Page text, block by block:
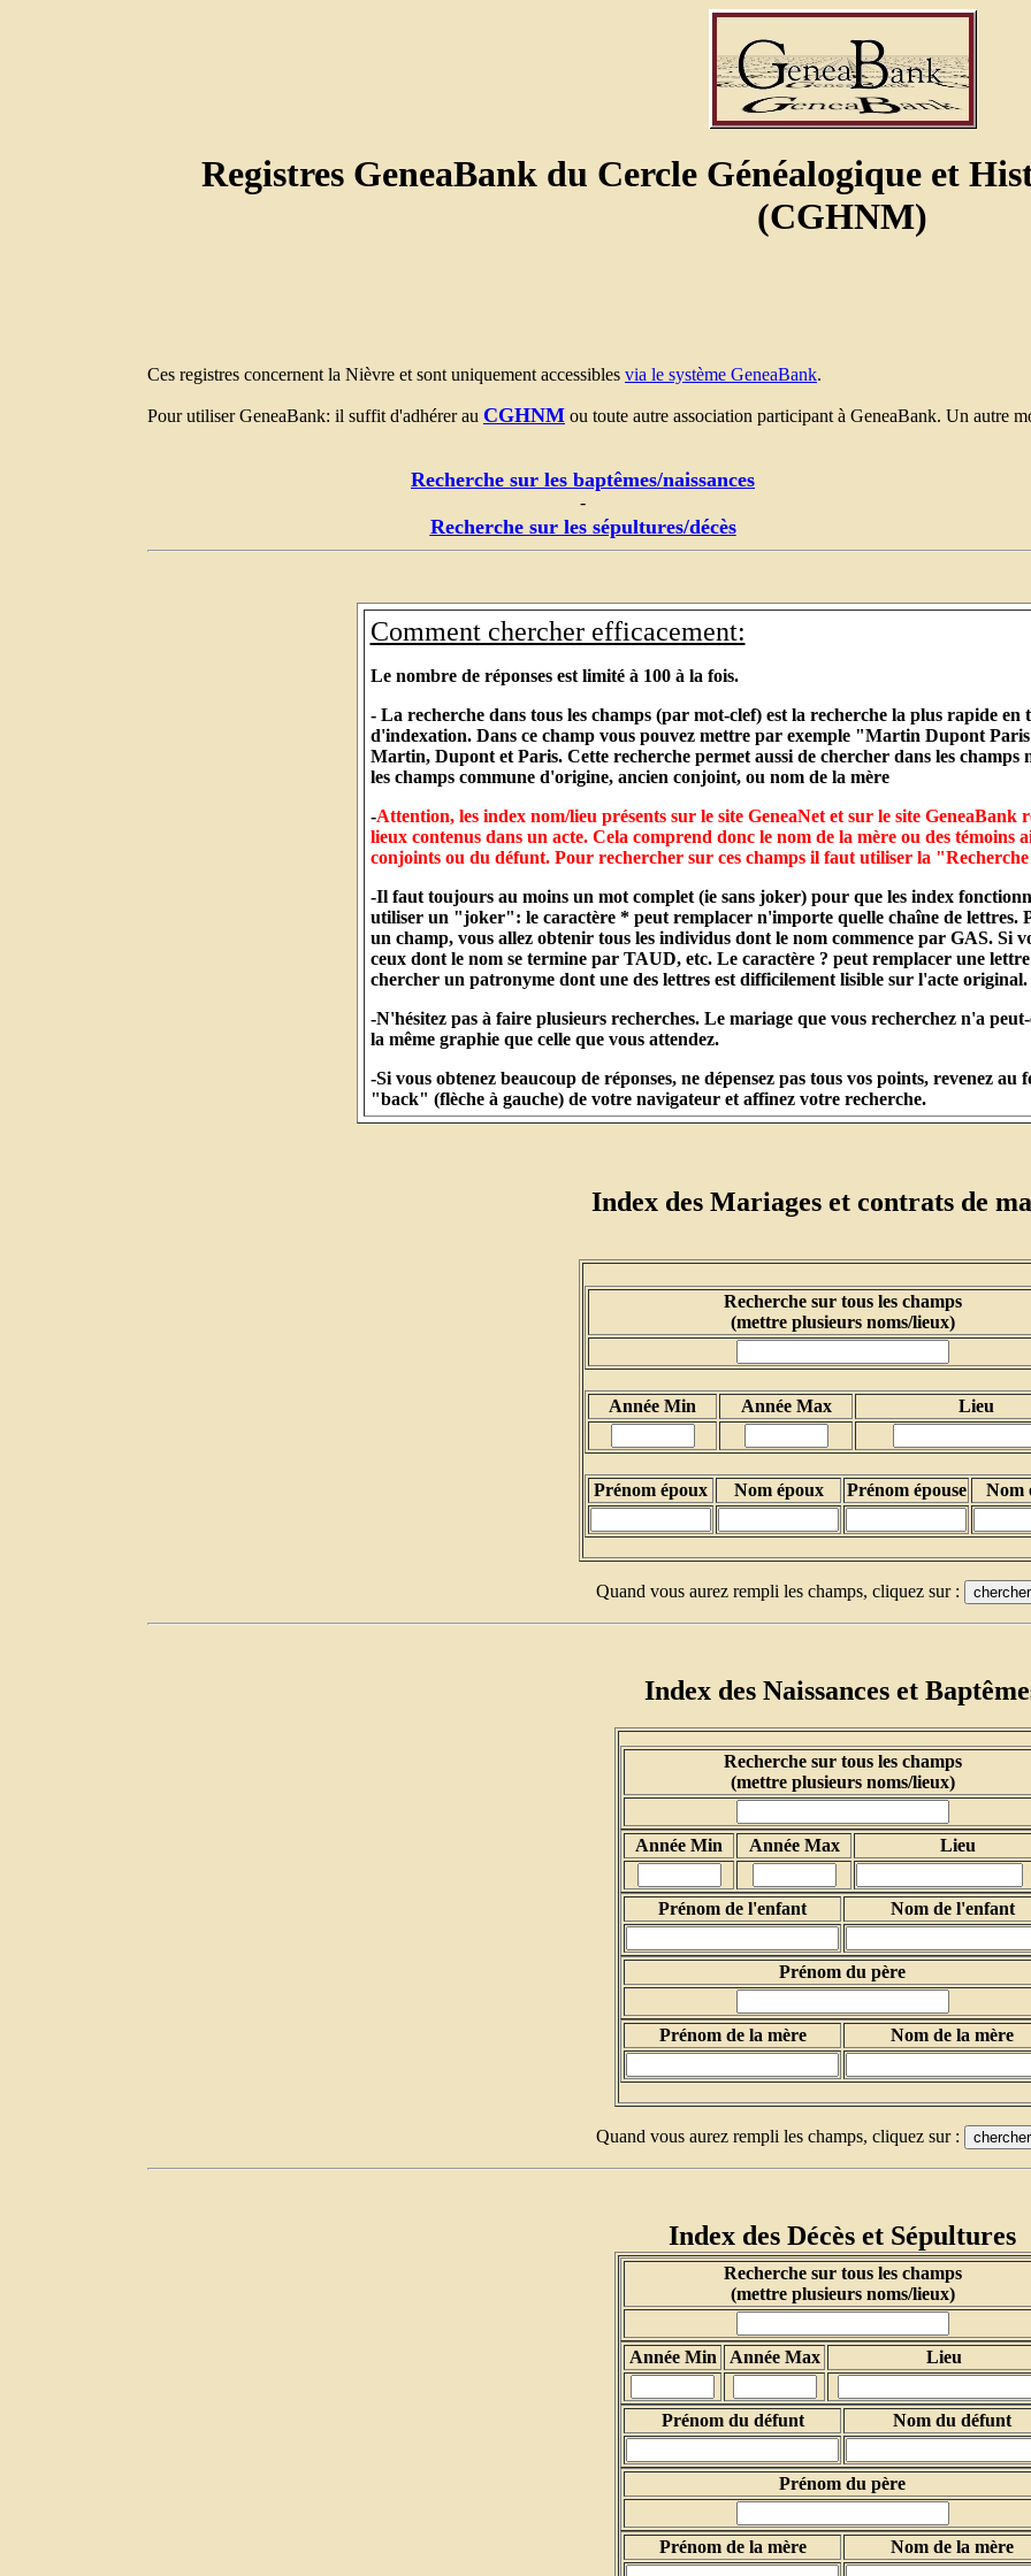
Registres GeneaBank du Cercle Généalogique et
(CGHNM)
Ces registres concernent la Nièvre et sont uniquement accessibles via le système GeneaBank.
Pour utiliser GeneaBank: il suffit d'adhérer au CGHNM ou toute autre association participant à GeneaBank. Un autre
Recherche sur les baptêmes/naissances
-
Recherche sur les sépultures/décès
Comment chercher efficacement:
Le nombre de réponses est limité à 100 à la fois.
- La recherche dans tous les champs (par mot-clef) est la recherche la plus rapide en
d'indexation. Dans ce champ vous pouvez mettre par exemple "Martin Dupont
Martin, Dupont et Paris. Cette recherche permet aussi de chercher dans les champs
les champs commune d'origine, ancien conjoint, ou nom de la mère
-Attention, les index nom/lieu présents sur le site GeneaNet et sur le site GeneaBank
lieux contenus dans un acte. Cela comprend donc le nom de la mère ou des témoins
conjoints ou du défunt. Pour rechercher sur ces champs il faut utiliser la
-Il faut toujours au moins un mot complet (ie sans joker) pour que les index
utiliser un "joker": le caractère * peut remplacer n'importe quelle chaîne de lettres.
un champ, vous allez obtenir tous les individus dont le nom commence par GAS. Si
ceux dont le nom se termine par TAUD, etc. Le caractère ? peut remplacer une
chercher un patronyme dont une des lettres est difficilement lisible sur l'acte original.
-N'hésitez pas à faire plusieurs recherches. Le mariage que vous recherchez n'a
la même graphie que celle que vous attendez.
-Si vous obtenez beaucoup de réponses, ne dépensez pas tous vos points, revenez
"back" (flèche à gauche) de votre navigateur et affinez votre recherche.
Index des Mariages et contrats de
Recherche sur tous les champs
(mettre plusieurs noms/lieux)
Année Min Année Max Lieu
Prénom époux Nom époux Prénom épouse Nom
Quand vous aurez rempli les champs, cliquez sur :
Index des Naissances et
Recherche sur tous les champs
(mettre plusieurs noms/lieux)
Année Min Année Max Lieu
Prénom de l'enfant Nom de l'enfant
Prénom du père
Prénom de la mère Nom de la mère
Quand vous aurez rempli les champs, cliquez sur :
Index des Décès et Sépultures
Recherche sur tous les champs
(mettre plusieurs noms/lieux)
Année Min Année Max Lieu
Prénom du défunt Nom du défunt
Prénom du père
Prénom de la mère Nom de la mère